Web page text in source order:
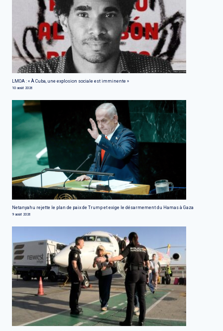
LMOA : « À Cuba, une explosion sociale est imminente »
10 août 2026
Netanyahu rejette le plan de paix de Trump et exige le désarmement du Hamas à Gaza
9 août 2026